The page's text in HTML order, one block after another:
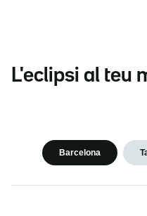
L'eclipsi al teu
Barcelona